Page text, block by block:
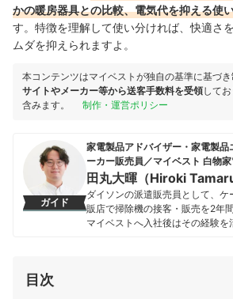
かの暖房器具との比較、電気代を抑える使
す。特徴を理解して使い分ければ、快適さ
ムダを抑えられますよ。
本コンテンツはマイベストが独自の基準に基づき
サイトやメーカー等から送客手数料を受領して
含みます。
制作・運営ポリシー
ガイド
家電製品アドバイザー・家電製品
ーカー販売員／マイベスト 白物
田丸大暉（Hiroki Tamaru
ダイソンの派遣販売員として、
販店で掃除機の接客・販売を2年
マイベストへ入社後はその経験
目次